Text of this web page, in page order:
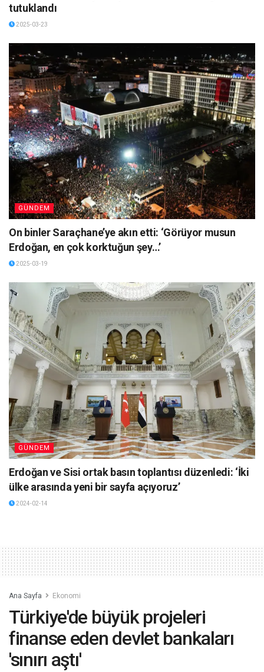
tutuklandı
2025-03-23
GÜNDEM
On binler Saraçhane’ye akın etti: ‘Görüyor musun
Erdoğan, en çok korktuğun şey…’
2025-03-19
GÜNDEM
Erdoğan ve Sisi ortak basın toplantısı düzenledi: ‘İki
ülke arasında yeni bir sayfa açıyoruz’
2024-02-14
Ana Sayfa Ekonomi
Türkiye'de büyük projeleri
finanse eden devlet bankaları
'sınırı aştı'